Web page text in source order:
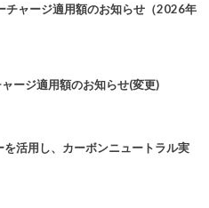
チャージ適用額のお知らせ（2026年
ージ適用額のお知らせ(変更)
活用し、カーボンニュートラル実